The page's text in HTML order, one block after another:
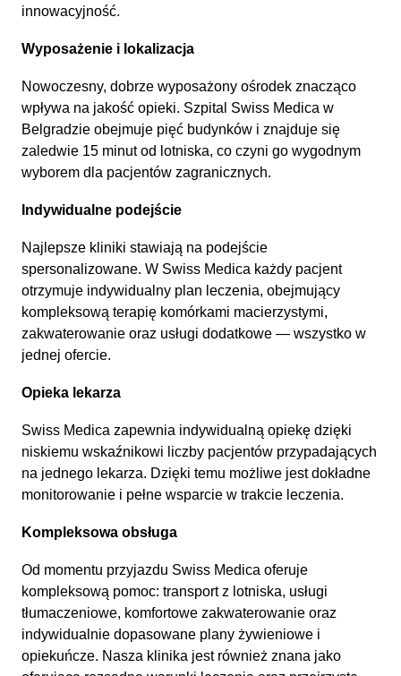
innowacyjność.
Wyposażenie i lokalizacja
Nowoczesny, dobrze wyposażony ośrodek znacząco
wpływa na jakość opieki. Szpital Swiss Medica w
Belgradzie obejmuje pięć budynków i znajduje się
zaledwie 15 minut od lotniska, co czyni go wygodnym
wyborem dla pacjentów zagranicznych.
Indywidualne podejście
Najlepsze kliniki stawiają na podejście
spersonalizowane. W Swiss Medica każdy pacjent
otrzymuje indywidualny plan leczenia, obejmujący
kompleksową terapię komórkami macierzystymi,
zakwaterowanie oraz usługi dodatkowe — wszystko w
jednej ofercie.
Opieka lekarza
Swiss Medica zapewnia indywidualną opiekę dzięki
niskiemu wskaźnikowi liczby pacjentów przypadających
na jednego lekarza. Dzięki temu możliwe jest dokładne
monitorowanie i pełne wsparcie w trakcie leczenia.
Kompleksowa obsługa
Od momentu przyjazdu Swiss Medica oferuje
kompleksową pomoc: transport z lotniska, usługi
tłumaczeniowe, komfortowe zakwaterowanie oraz
indywidualnie dopasowane plany żywieniowe i
opiekuńcze. Nasza klinika jest również znana jako